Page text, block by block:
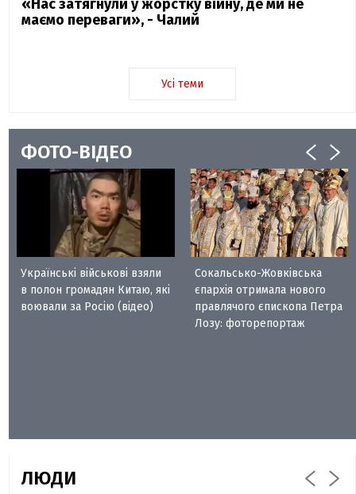
«Нас затягнули у жорстку війну, де ми не
маємо переваги», - Чалий
Усі теми
ФОТО-ВІДЕО
Українські військові взяли
в полон громадян Китаю, які
воювали за Росію (відео)
Сокальсько-Жовківська
єпархія отримала нового
правлячого єпископа Петра
Лозу: фоторепортаж
ЛЮДИ